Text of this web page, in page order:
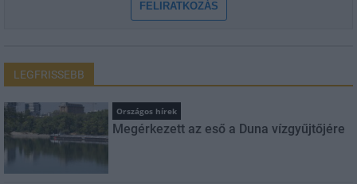
FELIRATKOZÁS
LEGFRISSEBB
Országos hírek
Megérkezett az eső a Duna vízgyűjtőjére